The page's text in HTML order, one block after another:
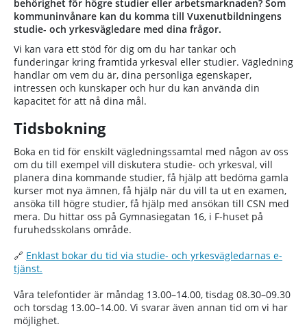
behörighet för högre studier eller arbetsmarknaden? Som
kommuninvånare kan du komma till Vuxenutbildningens
studie- och yrkesvägledare med dina frågor.
Vi kan vara ett stöd för dig om du har tankar och
funderingar kring framtida yrkesval eller studier. Vägledning
handlar om vem du är, dina personliga egenskaper,
intressen och kunskaper och hur du kan använda din
kapacitet för att nå dina mål.
Tidsbokning
Boka en tid för enskilt vägledningssamtal med någon av oss
om du till exempel vill diskutera studie- och yrkesval, vill
planera dina kommande studier, få hjälp att bedöma gamla
kurser mot nya ämnen, få hjälp när du vill ta ut en examen,
ansöka till högre studier, få hjälp med ansökan till CSN med
mera. Du hittar oss på Gymnasiegatan 16, i F-huset på
furuhedsskolans område.
🔗 Enklast bokar du tid via studie- och yrkesvägledarnas e-
tjänst.
Våra telefontider är måndag 13.00–14.00, tisdag 08.30–09.30
och torsdag 13.00–14.00. Vi svarar även annan tid om vi har
möjlighet.